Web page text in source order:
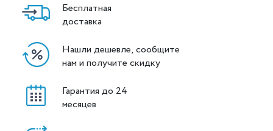
Бесплатная
доставка
Нашли дешевле, сообщите
нам и получите скидку
Гарантия до 24
месяцев